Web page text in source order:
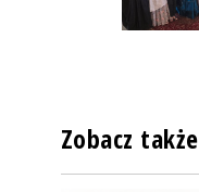
Zobacz także